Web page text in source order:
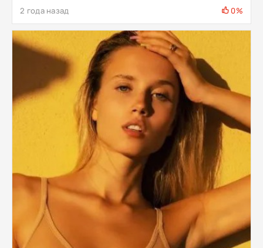
2 года назад 0%